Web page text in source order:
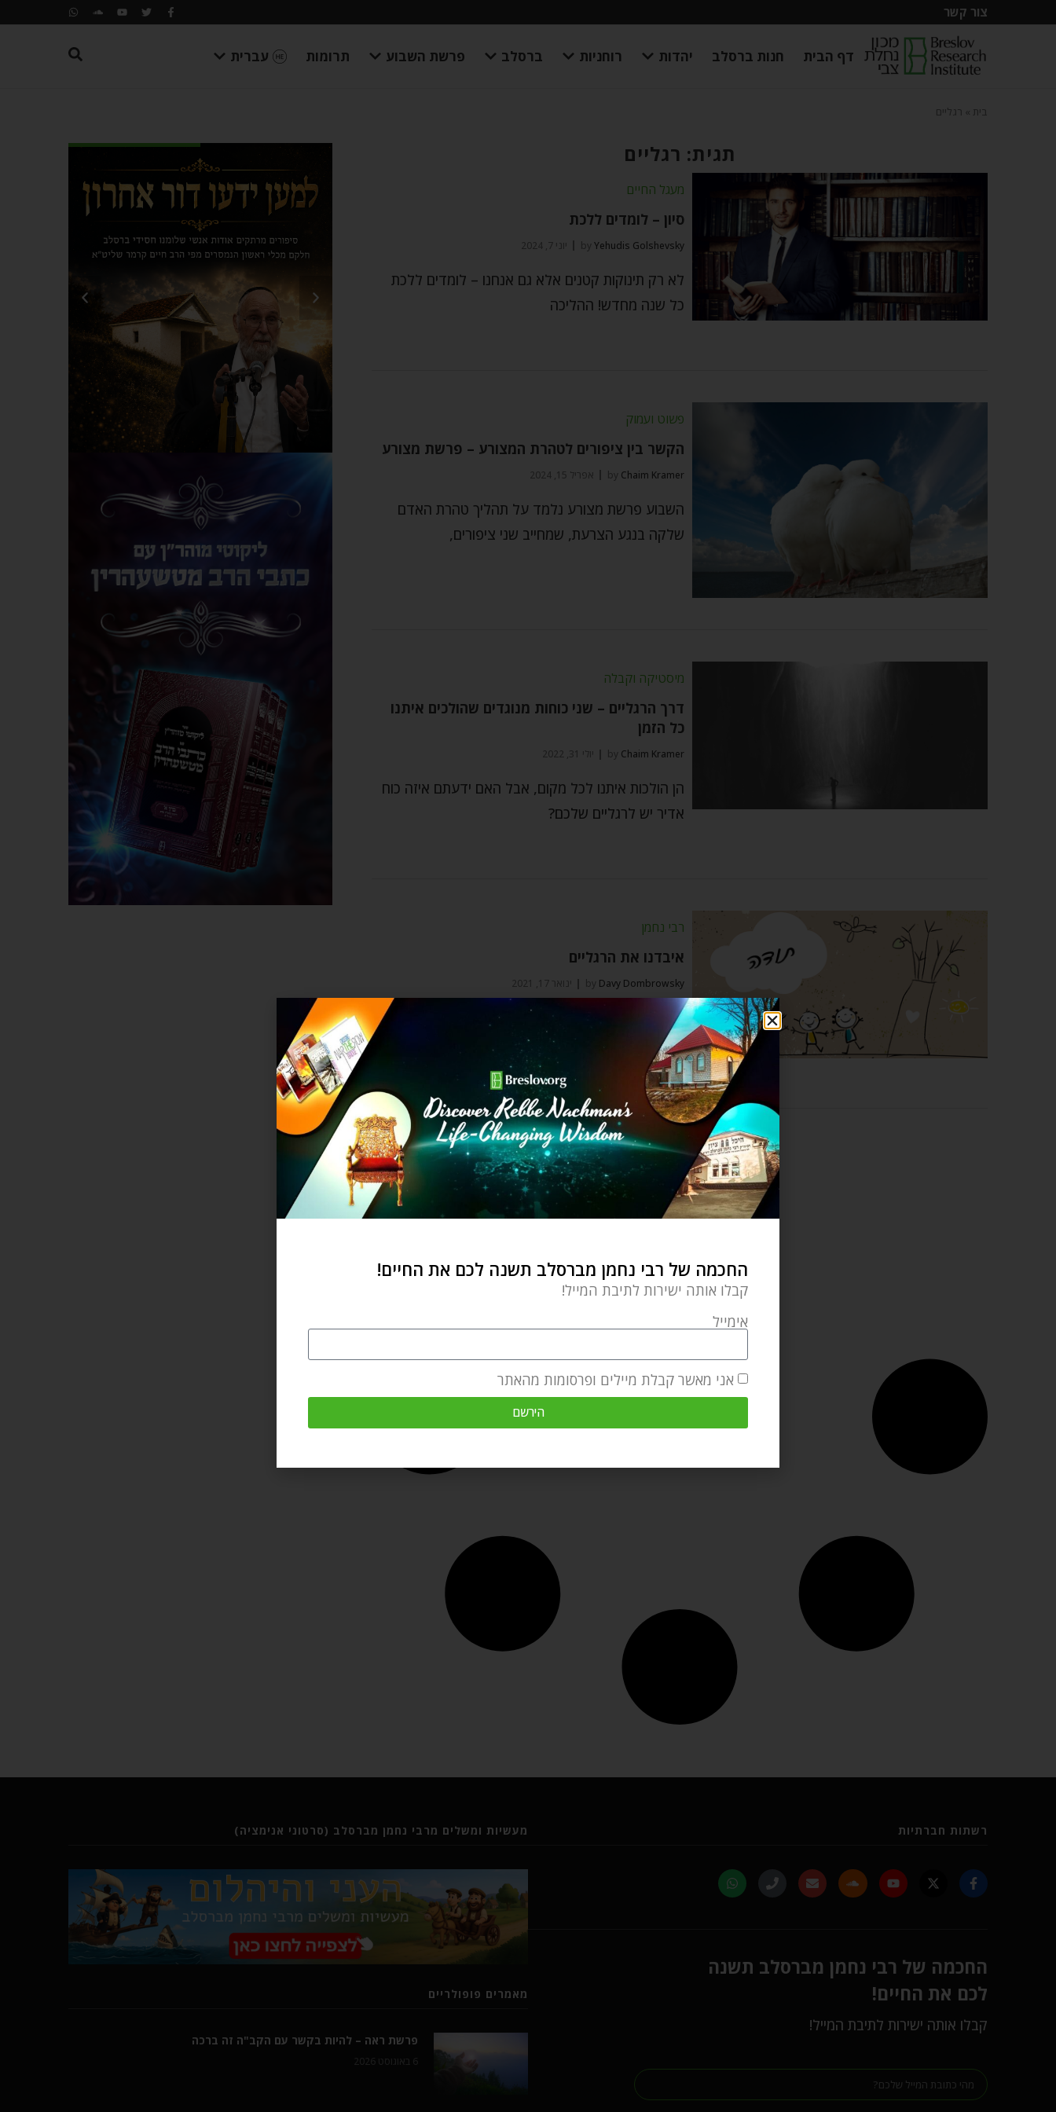
צור קשר
דף הבית חנות ברסלב יהדות רוחניות ברסלב פרשת השבוע תרומות עברית
בית רגליים
תגית: רגליים
מעגל החיים
סיון – לומדים ללכת
by Yehudis Golshevsky יוני 7, 2024
לא רק תינוקות קטנים אלא גם אנחנו – לומדים ללכת
כל שנה מחדש! ההליכה
פשוט ועמוק
הקשר בין ציפורים לטהרת המצורע – פרשת מצורע
by Chaim Kramer אפריל 15, 2024
השבוע פרשת מצורע נלמד על תהליך טהרת האדם
שלקה בנגע הצרעת, שמחייב שני ציפורים,
מיסטיקה וקבלה
דרך הרגליים – שני כוחות מנוגדים שהולכים איתנו
כל הזמן
by Chaim Kramer יולי 31, 2022
הן הולכות איתנו לכל מקום, אבל האם ידעתם איזה כוח
אדיר יש לרגליים שלכם?
רבי נחמן
איבדנו את הרגליים
by Davy Dombrowsky ינואר 17, 2021
איבדנו את הרגליים: בימים בהם הרגליים כבר לא
ממהרות לקחת אותנו לשום מקום זה
רשתות חברתיות
החכמה של רבי נחמן מברסלב תשנה
לכם את החיים!
קבלו אותה ישירות לתיבת המייל!
מעשיות ומשלים מרבי נחמן מברסלב (סרטוני אנימציה)
מאמרים פופולריים
פרשת ראה – להיות בקשר עם הקב"ה זה ברכה
החכמה של רבי נחמן מברסלב תשנה לכם את החיים!
קבלו אותה ישירות לתיבת המייל!
אימייל
אני מאשר קבלת מיילים ופרסומות מהאתר
הירשם